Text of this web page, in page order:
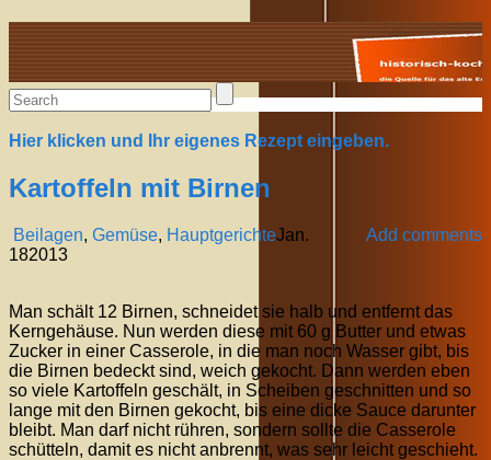
Alte Rezepte online
Hier klicken und Ihr eigenes Rezept eingeben.
Kartoffeln mit Birnen
Beilagen, Gemüse, Hauptgerichte Add comments
Jan.
182013
Man schält 12 Birnen, schneidet sie halb und entfernt das
Kerngehäuse. Nun werden diese mit 60 g Butter und etwas
Zucker in einer Casserole, in die man noch Wasser gibt, bis
die Birnen bedeckt sind, weich gekocht. Dann werden eben
so viele Kartoffeln geschält, in Scheiben geschnitten und so
lange mit den Birnen gekocht, bis eine dicke Sauce darunter
bleibt. Man darf nicht rühren, sondern sollte die Casserole
schütteln, damit es nicht anbrennt, was sehr leicht geschieht.